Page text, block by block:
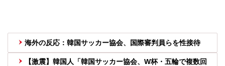
海外の反応：韓国サッカー協会、国際審判員らを性接待
【激震】韓国人「韓国サッカー協会、W杯・五輪で複数回